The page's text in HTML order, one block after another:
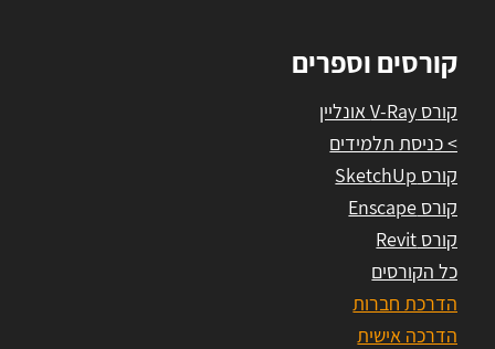
קורסים וספרים
קורס V-Ray אונליין
> כניסת תלמידים
קורס SketchUp
קורס Enscape
קורס Revit
כל הקורסים
הדרכת חברות
הדרכה אישית